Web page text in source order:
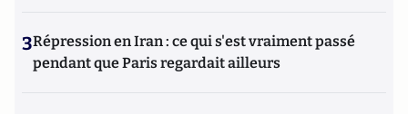
3Répression en Iran : ce qui s'est vraiment passé
pendant que Paris regardait ailleurs